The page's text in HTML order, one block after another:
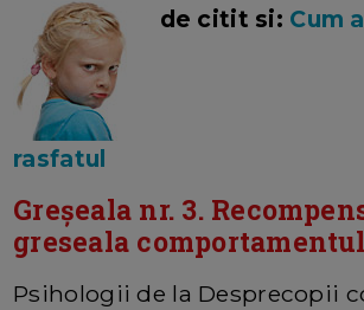
de citit si: Cum
rasfatul
Greșeala nr. 3.
greseala
Psihologii de la Desprecopii